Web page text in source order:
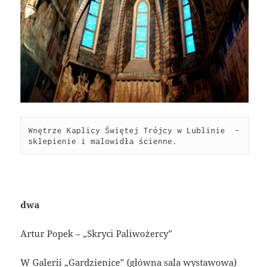
Wnętrze Kaplicy Świętej Trójcy w Lublinie  -
sklepienie i malowidła ścienne.
dwa
Artur Popek – „Skryci Paliwożercy”
W Galerii „Gardzienice” (główna sala wystawowa)